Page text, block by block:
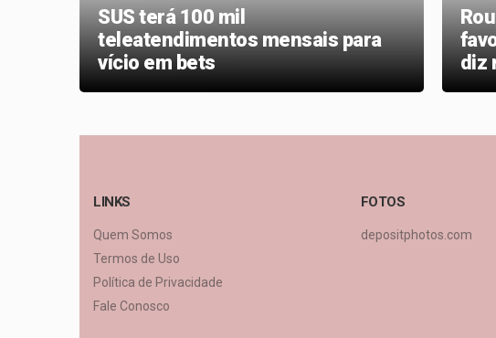
SUS terá 100 mil
teleatendimentos mensais para
vício em bets
diz
LINKS
Quem Somos
Termos de Uso
Política de Privacidade
Fale Conosco
FOTOS
depositphotos.com